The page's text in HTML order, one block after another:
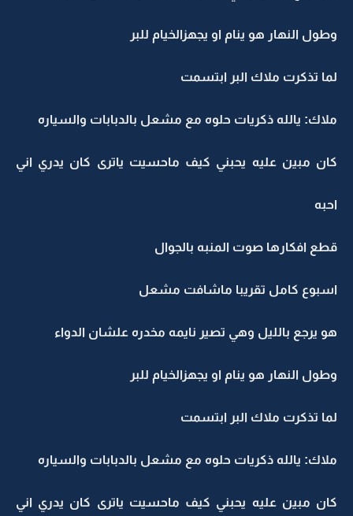
وطول النهار هو ينام او يجهزالخيام للبر
لما تذكرت ملاك البر ابتسمت
ملاك: يالله ذكريات حلوه مع مشعل بالدبابات والسياره
كان مبين عليه يحبني كيف ماحسيت ياترى كان يدري اني
احبه
قطع افكارها صوت المنبه بالجوال
اسبوع كامل تقريبا ماشافت مشعل
هو يرجع بالليل وهي تصير نايمه مخدره علشان الدواء
وطول النهار هو ينام او يجهزالخيام للبر
لما تذكرت ملاك البر ابتسمت
ملاك: يالله ذكريات حلوه مع مشعل بالدبابات والسياره
كان مبين عليه يحبني كيف ماحسيت ياترى كان يدري اني